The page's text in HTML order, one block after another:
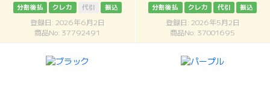
分割後払
クレカ 代引 振込
登録日: 2026年6月2日
商品No: 37792491
分割後払
クレカ 代引 振込
登録日: 2026年5月2日
商品No: 37001695